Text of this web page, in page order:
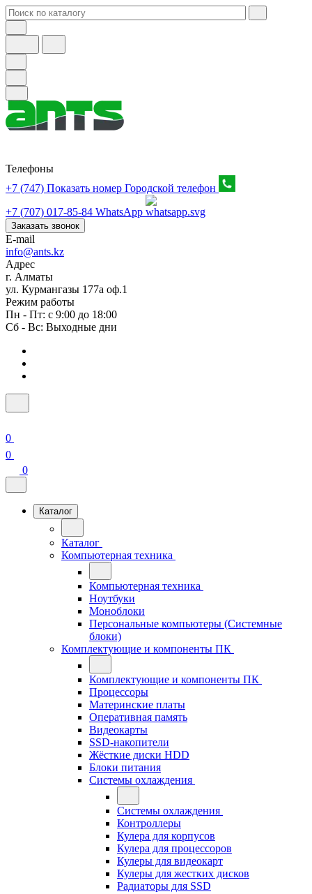
Телефоны
+7 (747) Показать номер Городской телефон
+7 (707) 017-85-84 WhatsApp
Заказать звонок
E-mail
info@ants.kz
Адрес
г. Алматы
ул. Курмангазы 177а оф.1
Режим работы
Пн - Пт: с 9:00 до 18:00
Сб - Вс: Выходные дни
0
0
0
Каталог
Каталог
Компьютерная техника
Компьютерная техника
Ноутбуки
Моноблоки
Персональные компьютеры (Системные
блоки)
Комплектующие и компоненты ПК
Комплектующие и компоненты ПК
Процессоры
Материнские платы
Оперативная память
Видеокарты
SSD-накопители
Жёсткие диски HDD
Блоки питания
Системы охлаждения
Системы охлаждения
Контроллеры
Кулера для корпусов
Кулера для процессоров
Кулеры для видеокарт
Кулеры для жестких дисков
Радиаторы для SSD